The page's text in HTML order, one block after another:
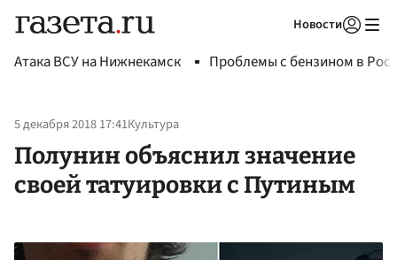
Новости
Атака ВСУ на Нижнекамск Проблемы с бензином в
5 декабря 2018 17:41Культура
Полунин объяснил значение
своей татуировки с Путиным